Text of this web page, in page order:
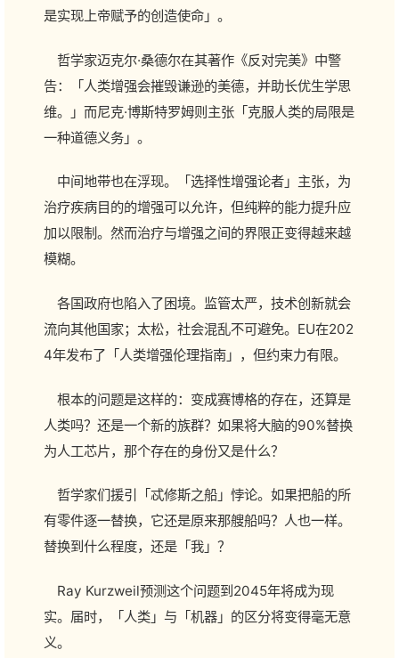
是实现上帝赋予的创造使命」。
哲学家迈克尔·桑德尔在其著作《反对完美》中警
告：「人类增强会摧毁谦逊的美德，并助长优生学思
维。」而尼克·博斯特罗姆则主张「克服人类的局限是
一种道德义务」。
中间地带也在浮现。「选择性增强论者」主张，为
治疗疾病目的的增强可以允许，但纯粹的能力提升应
加以限制。然而治疗与增强之间的界限正变得越来越
模糊。
各国政府也陷入了困境。监管太严，技术创新就会
流向其他国家；太松，社会混乱不可避免。EU在202
4年发布了「人类增强伦理指南」，但约束力有限。
根本的问题是这样的：变成赛博格的存在，还算是
人类吗？还是一个新的族群？如果将大脑的90%替换
为人工芯片，那个存在的身份又是什么？
哲学家们援引「忒修斯之船」悖论。如果把船的所
有零件逐一替换，它还是原来那艘船吗？人也一样。
替换到什么程度，还是「我」？
Ray Kurzweil预测这个问题到2045年将成为现
实。届时，「人类」与「机器」的区分将变得毫无意
义。